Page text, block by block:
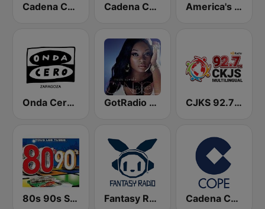
Cadena COPE Sevilla Cadena COPE Zaragoza America's Country
Onda Cero Zaragoza GotRadio - Urban Lounge CJKS 92.7 FM
80s 90s Super Pop Hits Fantasy Radio UK Cadena COPE